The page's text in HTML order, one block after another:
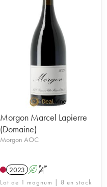
Morgon Marcel Lapierre
(Domaine)
Morgon AOC
2023 A S
Lot de 1 magnum | 8 en stock